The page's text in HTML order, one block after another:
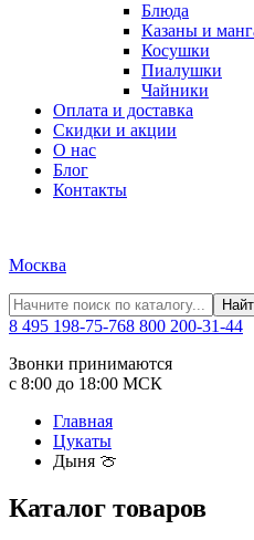
Блюда
Казаны и
Косушки
Пиалушки
Чайники
Оплата и доставка
Скидки и акции
О нас
Блог
Контакты
Москва
8 495 198-75-768 800 200-31-44
Звонки принимаются
с 8:00 до 18:00 МСК
Главная
Цукаты
Дыня 🍈
Каталог товаров